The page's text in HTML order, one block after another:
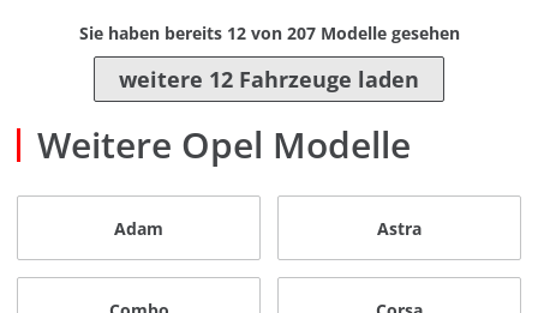
Sie haben bereits 12von 207Modelle gesehen
weitere 12 Fahrzeuge laden
Weitere Opel Modelle
Adam Astra